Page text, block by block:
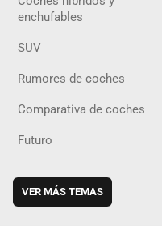
enchufables
SUV
Rumores de coches
Comparativa de coches
Futuro
VER MÁS TEMAS